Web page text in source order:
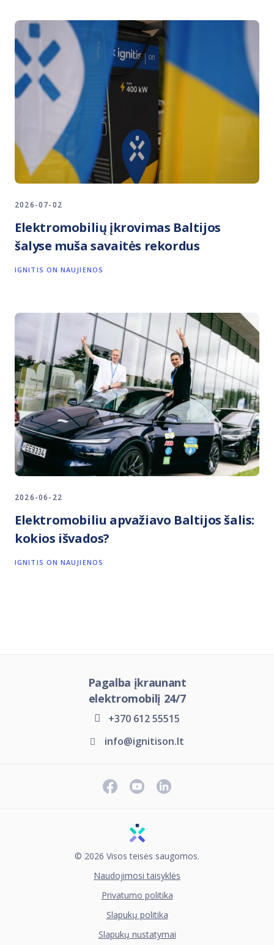
2026-07-02
Elektromobilių įkrovimas Baltijos
šalyse muša savaitės rekordus
IGNITIS ON NAUJIENOS
2026-06-22
Elektromobiliu apvažiavo Baltijos šalis:
kokios išvados?
IGNITIS ON NAUJIENOS
Pagalba įkraunant
elektromobilį 24/7
+370 612 55515
info@ignitison.lt
© 2026 Visos teisės saugomos.
Naudojimosi taisyklės
Privatumo politika
Slapukų politika
Slapukų nustatymai